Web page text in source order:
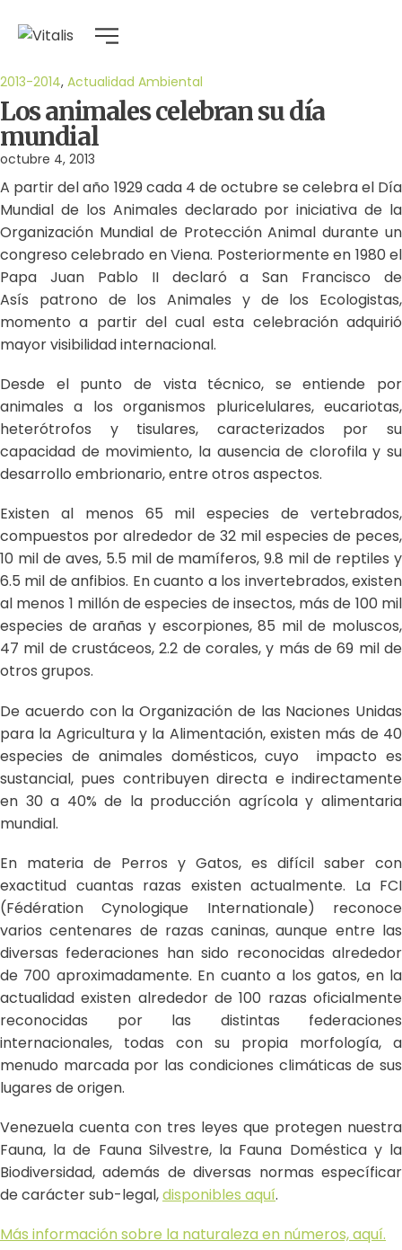
2013-2014, Actualidad Ambiental
Los animales celebran su día
mundial
octubre 4, 2013
A partir del año 1929 cada 4 de octubre se celebra el Día
Mundial de los Animales declarado por iniciativa de la
Organización Mundial de Protección Animal durante un
congreso celebrado en Viena. Posteriormente en 1980 el
Papa Juan Pablo II declaró a San Francisco de
Asís patrono de los Animales y de los Ecologistas,
momento a partir del cual esta celebración adquirió
mayor visibilidad internacional.
Desde el punto de vista técnico, se entiende por
animales a los organismos pluricelulares, eucariotas,
heterótrofos y tisulares, caracterizados por su
capacidad de movimiento, la ausencia de clorofila y su
desarrollo embrionario, entre otros aspectos.
Existen al menos 65 mil especies de vertebrados,
compuestos por alrededor de 32 mil especies de peces,
10 mil de aves, 5.5 mil de mamíferos, 9.8 mil de reptiles y
6.5 mil de anfibios. En cuanto a los invertebrados, existen
al menos 1 millón de especies de insectos, más de 100 mil
especies de arañas y escorpiones, 85 mil de moluscos,
47 mil de crustáceos, 2.2 de corales, y más de 69 mil de
otros grupos.
De acuerdo con la Organización de las Naciones Unidas
para la Agricultura y la Alimentación, existen más de 40
especies de animales domésticos, cuyo impacto es
sustancial, pues contribuyen directa e indirectamente
en 30 a 40% de la producción agrícola y alimentaria
mundial.
En materia de Perros y Gatos, es difícil saber con
exactitud cuantas razas existen actualmente. La FCI
(Fédération Cynologique Internationale) reconoce
varios centenares de razas caninas, aunque entre las
diversas federaciones han sido reconocidas alrededor
de 700 aproximadamente. En cuanto a los gatos, en la
actualidad existen alrededor de 100 razas oficialmente
reconocidas por las distintas federaciones
internacionales, todas con su propia morfología, a
menudo marcada por las condiciones climáticas de sus
lugares de origen.
Venezuela cuenta con tres leyes que protegen nuestra
Fauna, la de Fauna Silvestre, la Fauna Doméstica y la
Biodiversidad, además de diversas normas específicar
de carácter sub-legal,disponibles aquí.
Más información sobre la naturaleza en números, aquí.